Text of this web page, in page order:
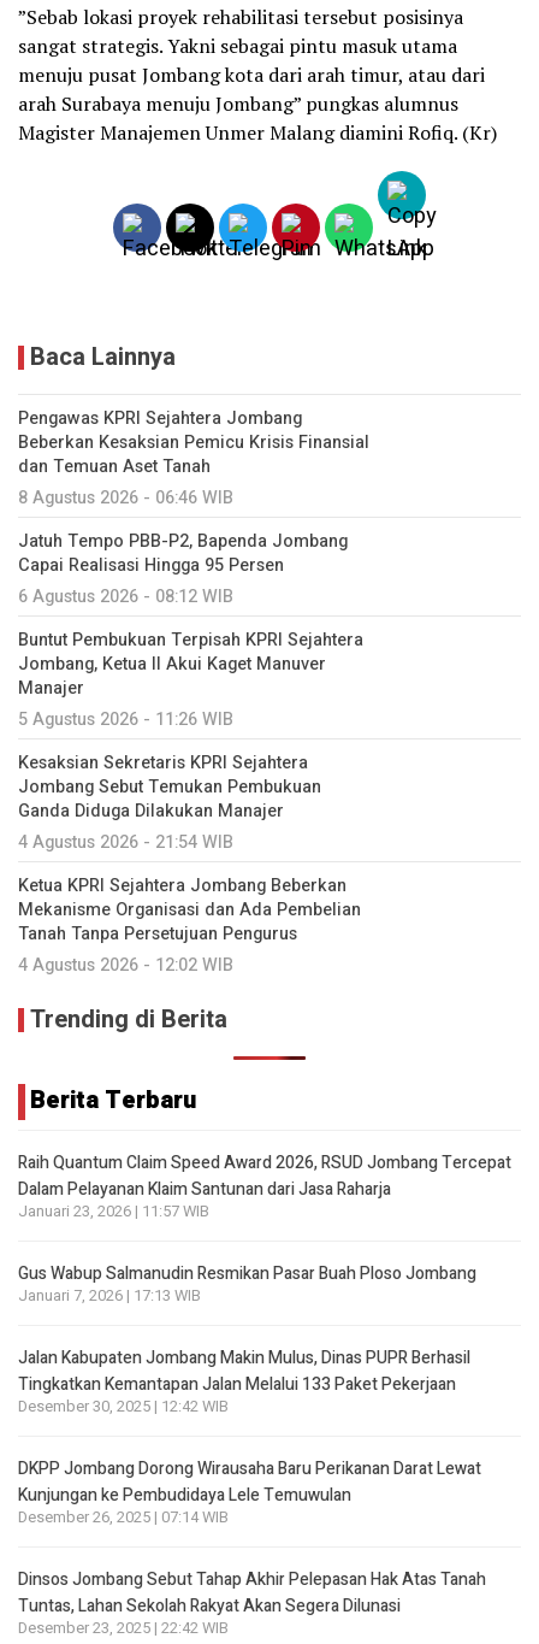
”Sebab lokasi proyek rehabilitasi tersebut posisinya
sangat strategis. Yakni sebagai pintu masuk utama
menuju pusat Jombang kota dari arah timur, atau dari
arah Surabaya menuju Jombang” pungkas alumnus
Magister Manajemen Unmer Malang diamini Rofiq. (Kr)
Baca Lainnya
Pengawas KPRI Sejahtera Jombang
Beberkan Kesaksian Pemicu Krisis Finansial
dan Temuan Aset Tanah
8 Agustus 2026 - 06:46 WIB
Jatuh Tempo PBB-P2, Bapenda Jombang
Capai Realisasi Hingga 95 Persen
6 Agustus 2026 - 08:12 WIB
Buntut Pembukuan Terpisah KPRI Sejahtera
Jombang, Ketua II Akui Kaget Manuver
Manajer
5 Agustus 2026 - 11:26 WIB
Kesaksian Sekretaris KPRI Sejahtera
Jombang Sebut Temukan Pembukuan
Ganda Diduga Dilakukan Manajer
4 Agustus 2026 - 21:54 WIB
Ketua KPRI Sejahtera Jombang Beberkan
Mekanisme Organisasi dan Ada Pembelian
Tanah Tanpa Persetujuan Pengurus
4 Agustus 2026 - 12:02 WIB
Trending di Berita
Berita Terbaru
Raih Quantum Claim Speed Award 2026, RSUD Jombang Tercepat
Dalam Pelayanan Klaim Santunan dari Jasa Raharja
Januari 23, 2026 | 11:57 WIB
Gus Wabup Salmanudin Resmikan Pasar Buah Ploso Jombang
Januari 7, 2026 | 17:13 WIB
Jalan Kabupaten Jombang Makin Mulus, Dinas PUPR Berhasil
Tingkatkan Kemantapan Jalan Melalui 133 Paket Pekerjaan
Desember 30, 2025 | 12:42 WIB
DKPP Jombang Dorong Wirausaha Baru Perikanan Darat Lewat
Kunjungan ke Pembudidaya Lele Temuwulan
Desember 26, 2025 | 07:14 WIB
Dinsos Jombang Sebut Tahap Akhir Pelepasan Hak Atas Tanah
Tuntas, Lahan Sekolah Rakyat Akan Segera Dilunasi
Desember 23, 2025 | 22:42 WIB